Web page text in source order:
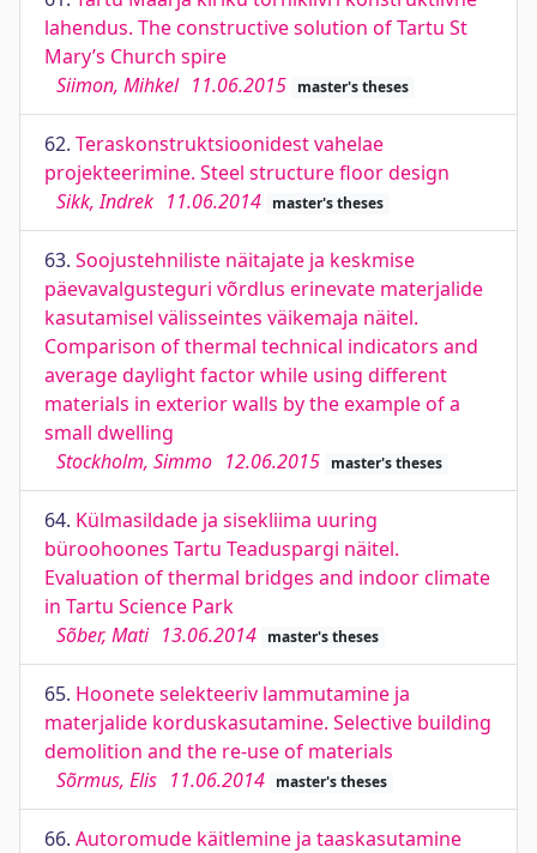
lahendus. The constructive solution of Tartu St
Mary’s Church spire
Siimon, Mihkel 11.06.2015 master's theses
62. Teraskonstruktsioonidest vahelae
projekteerimine. Steel structure floor design
Sikk, Indrek 11.06.2014 master's theses
63. Soojustehniliste näitajate ja keskmise
päevavalgusteguri võrdlus erinevate materjalide
kasutamisel välisseintes väikemaja näitel.
Comparison of thermal technical indicators and
average daylight factor while using different
materials in exterior walls by the example of a
small dwelling
Stockholm, Simmo 12.06.2015 master's theses
64. Külmasildade ja sisekliima uuring
büroohoones Tartu Teaduspargi näitel.
Evaluation of thermal bridges and indoor climate
in Tartu Science Park
Sõber, Mati 13.06.2014 master's theses
65. Hoonete selekteeriv lammutamine ja
materjalide korduskasutamine. Selective building
demolition and the re-use of materials
Sõrmus, Elis 11.06.2014 master's theses
66. Autoromude käitlemine ja taaskasutamine